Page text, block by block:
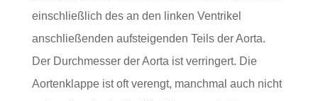
einschließlich des an den linken Ventrikel
anschließenden aufsteigenden Teils der Aorta.
Der Durchmesser der Aorta ist verringert. Die
Aortenklappe ist oft verengt, manchmal auch nicht